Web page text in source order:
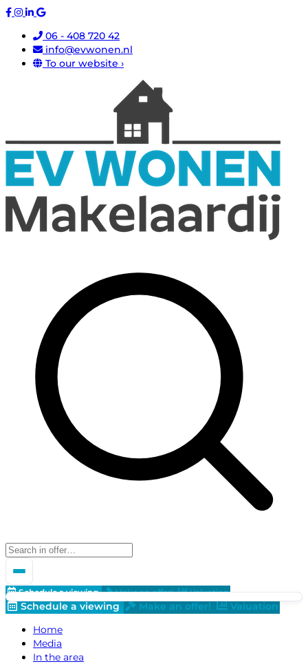
06 - 408 720 42
info@evwonen.nl
To our website ›
Schedule a viewing Make an offer! Valuation
Schedule a viewing Make an offer!
Valuation
Home
Media
In the area